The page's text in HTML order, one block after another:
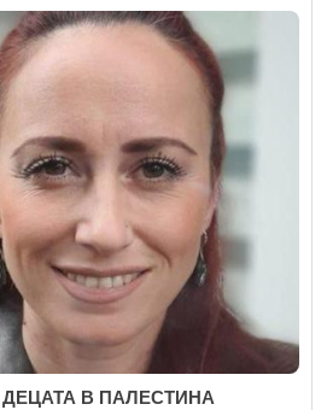
В ПАЛЕСТИНА